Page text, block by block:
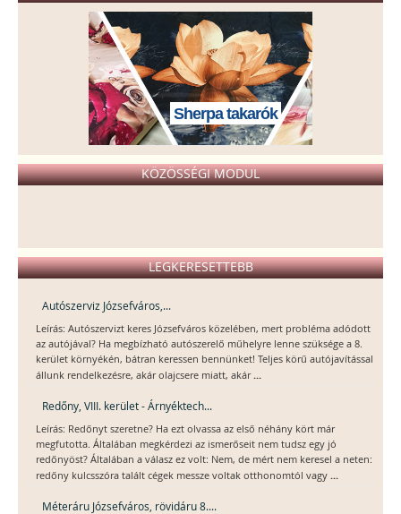
Sherpa takarók
KÖZÖSSÉGI MODUL
LEGKERESETTEBB
Autószerviz Józsefváros,...
Leírás: Autószervizt keres Józsefváros közelében, mert probléma adódott
az autójával? Ha megbízható autószerelő műhelyre lenne szüksége a 8.
kerület környékén, bátran keressen bennünket! Teljes körű autójavítással
állunk rendelkezésre, akár olajcsere miatt, akár ...
Redőny, VIII. kerület - Árnyéktech...
Leírás: Redőnyt szeretne? Ha ezt olvassa az első néhány kört már
megfutotta. Általában megkérdezi az ismerőseit nem tudsz egy jó
redőnyöst? Általában a válasz ez volt: Nem, de mért nem keresel a neten:
redőny kulcsszóra talált cégek messze voltak otthonomtól vagy ...
Méteráru Józsefváros, rövidáru 8....